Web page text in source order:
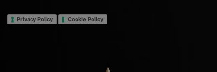
Privacy Policy Cookie Policy